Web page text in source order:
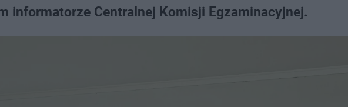
informatorze Centralnej Komisji Egzaminacyjnej.